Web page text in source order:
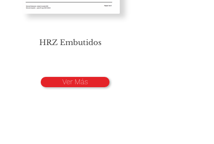
HRZ Embutidos
Ver Más